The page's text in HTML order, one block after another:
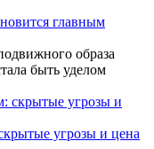
главным
образа
быть уделом
угрозы и цена